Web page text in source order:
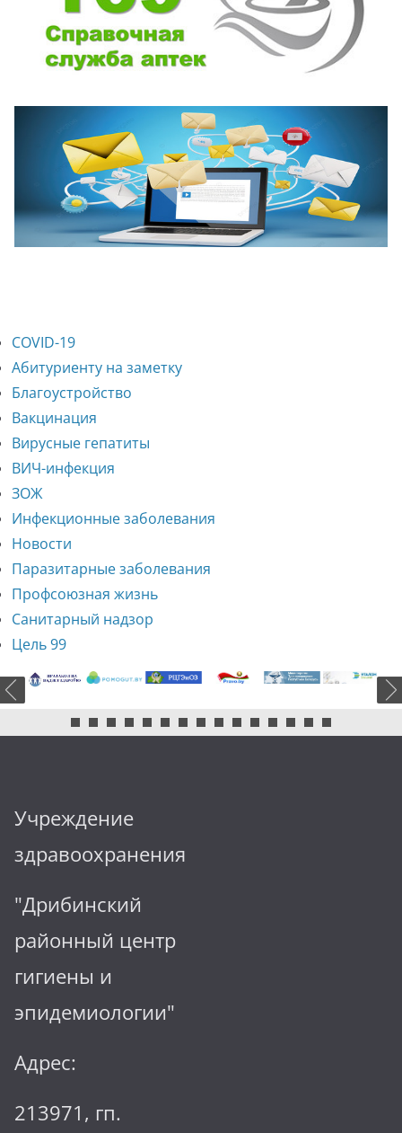
COVID-19
Абитуриенту на заметку
Благоустройство
Вакцинация
Вирусные гепатиты
ВИЧ-инфекция
ЗОЖ
Инфекционные заболевания
Новости
Паразитарные заболевания
Профсоюзная жизнь
Санитарный надзор
Цель 99
Учреждение
здравоохранения
"Дрибинский
районный центр
гигиены и
эпидемиологии"
Адрес:
213971, гп.